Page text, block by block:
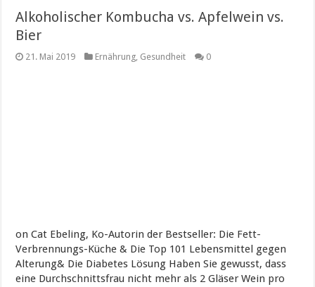
Alkoholischer Kombucha vs. Apfelwein vs.
Bier
21. Mai 2019 Ernährung Gesundheit 0
on Cat Ebeling, Ko-Autorin der Bestseller: Die Fett-
Verbrennungs-Küche & Die Top 101 Lebensmittel gegen
Alterung& Die Diabetes Lösung Haben Sie gewusst, dass
eine Durchschnittsfrau nicht mehr als 2 Gläser Wein pro